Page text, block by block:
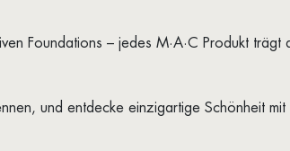
Foundations – jedes M·A·C Produkt
und entdecke einzigartige Schönheit mit